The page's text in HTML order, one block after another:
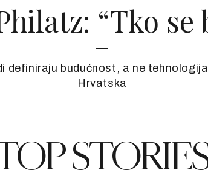
“Tko se
definiraju budućnost, a ne
Hrvatska